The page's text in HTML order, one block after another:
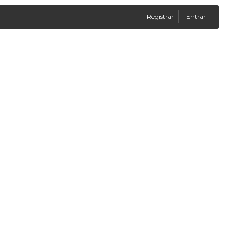
Registrar Entrar